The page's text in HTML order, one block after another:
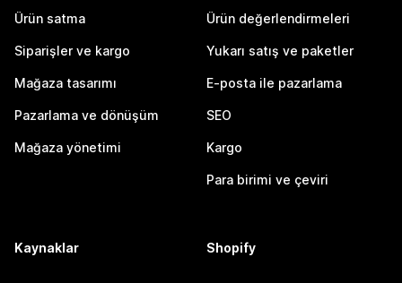
Ürün satma
Siparişler ve kargo
Mağaza tasarımı
Pazarlama ve dönüşüm
Mağaza yönetimi
Ürün değerlendirmeleri
Yukarı satış ve paketler
E-posta ile pazarlama
SEO
Kargo
Para birimi ve çeviri
Kaynaklar Shopify